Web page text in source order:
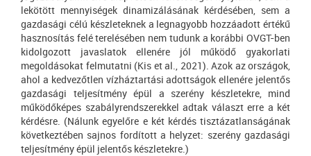
lekötött mennyiségek dinamizálásának kérdésében, sem a
gazdasági célú készleteknek a legnagyobb hozzáadott értékű
hasznosítás felé terelésében nem tudunk a korábbi OVGT-ben
kidolgozott javaslatok ellenére jól működő gyakorlati
megoldásokat felmutatni (Kis et al., 2021). Azok az országok,
ahol a kedvezőtlen vízháztartási adottságok ellenére jelentős
gazdasági teljesítmény épül a szerény készletekre, mind
működőképes szabályrendszerekkel adtak választ erre a két
kérdésre. (Nálunk egyelőre e két kérdés tisztázatlanságának
következtében sajnos fordított a helyzet: szerény gazdasági
teljesítmény épül jelentős készletekre.)